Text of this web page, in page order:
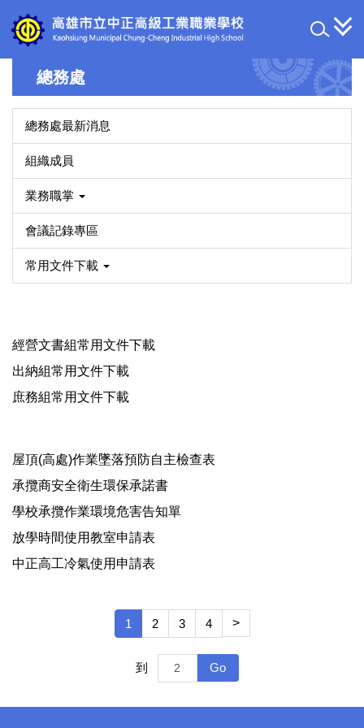
到
主
總務處
總務處最新消息
組織成員
業務職掌
會議記錄專區
常用文件下載
經營文書組常用文件下載
出納組常用文件下載
庶務組常用文件下載
屋頂(高處)作業墜落預防自主檢查表
承攬商安全衛生環保承諾書
學校承攬作業環境危害告知單
放學時間使用教室申請表
中正高工冷氣使用申請表
1 2 3 4 >
到 Go